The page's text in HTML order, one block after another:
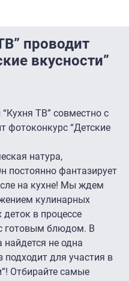
проводит
вкусности”
ТВ” совместно с
фотоконкурс “Детские
натура,
постоянно фантазирует
на кухне! Мы ждем
кулинарных
деток в процессе
готовым блюдом. В
не одна
для участия в
Отбирайте самые